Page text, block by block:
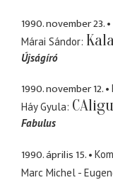
1990. november 23.
Márai Sándor
Újságíró
1990. november 12.
Háy Gyula
Fabulus
1990. április 15.
Marc Michel -